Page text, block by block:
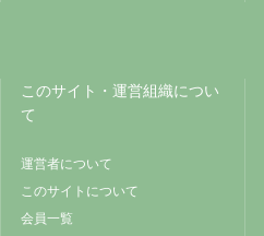
このサイト・運営組織につい
て
運営者について
このサイトについて
会員一覧